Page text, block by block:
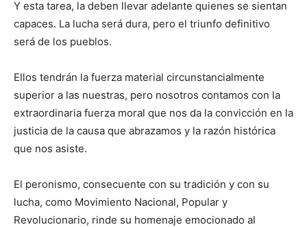
Y esta tarea, la deben llevar adelante quienes se sientan
capaces. La lucha será dura, pero el triunfo definitivo
será de los pueblos.
Ellos tendrán la fuerza material circunstancialmente
superior a las nuestras, pero nosotros contamos con la
extraordinaria fuerza moral que nos da la convicción en la
justicia de la causa que abrazamos y la razón histórica
que nos asiste.
El peronismo, consecuente con su tradición y con su
lucha, como Movimiento Nacional, Popular y
Revolucionario, rinde su homenaje emocionado al